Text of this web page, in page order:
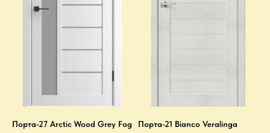
Порта-27 Arctic Wood Grey Fog Порта-21 Bianco Veralinga